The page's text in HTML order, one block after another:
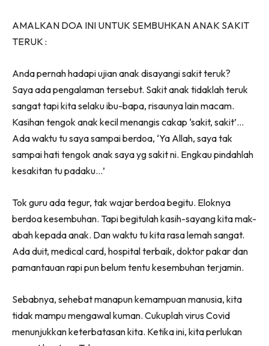
AMALKAN DOA INI UNTUK SEMBUHKAN ANAK SAKIT
TERUK :
Anda pernah hadapi ujian anak disayangi sakit teruk?
Saya ada pengalaman tersebut. Sakit anak tidaklah teruk
sangat tapi kita selaku ibu-bapa, risaunya lain macam.
Kasihan tengok anak kecil menangis cakap ‘sakit, sakit’…
Ada waktu tu saya sampai berdoa, ‘Ya Allah, saya tak
sampai hati tengok anak saya yg sakit ni. Engkau pindahlah
kesakitan tu padaku…’
Tok guru ada tegur, tak wajar berdoa begitu. Eloknya
berdoa kesembuhan. Tapi begitulah kasih-sayang kita mak-
abah kepada anak. Dan waktu tu kita rasa lemah sangat.
Ada duit, medical card, hospital terbaik, doktor pakar dan
pamantauan rapi pun belum tentu kesembuhan terjamin.
Sebabnya, sehebat manapun kemampuan manusia, kita
tidak mampu mengawal kuman. Cukuplah virus Covid
menunjukkan keterbatasan kita. Ketika ini, kita perlukan